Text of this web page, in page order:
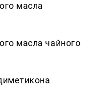
масла
масла чайного